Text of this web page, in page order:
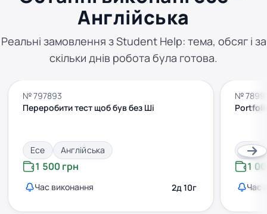
Англійська
Реальні замовлення з Student Help: тема, обсяг і за
скільки днів робота була готова.
№ 797893
Переробити тест щоб був без Ші
Есе Англійська
1 500 грн
Час виконання 2д 10г
№
Есе
1
Час